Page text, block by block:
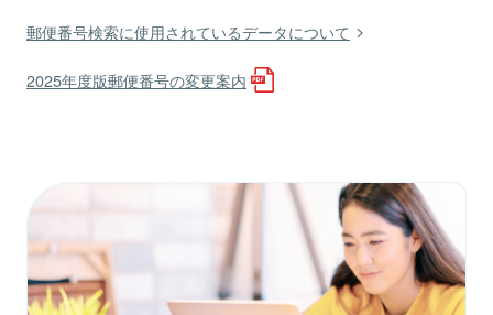
郵便番号検索に使用されているデータについて
2025年度版郵便番号の変更案内